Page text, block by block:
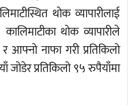
थोक व्यापारीलाई
थोक व्यापारीले
आफ्नो नाफा गरी प्रतिकिलो
जोडेर प्रतिकिलो ९५ रुपैयाँमा